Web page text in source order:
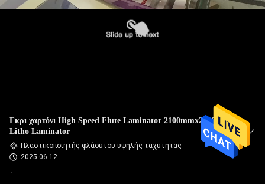
Γκρι χαρτόνι High Speed ​​Flute Laminator 2100mmx2100mm
Litho Laminator
Πλαστικοποιητής φλάουτου υψηλής ταχύτητας
2025-06-12